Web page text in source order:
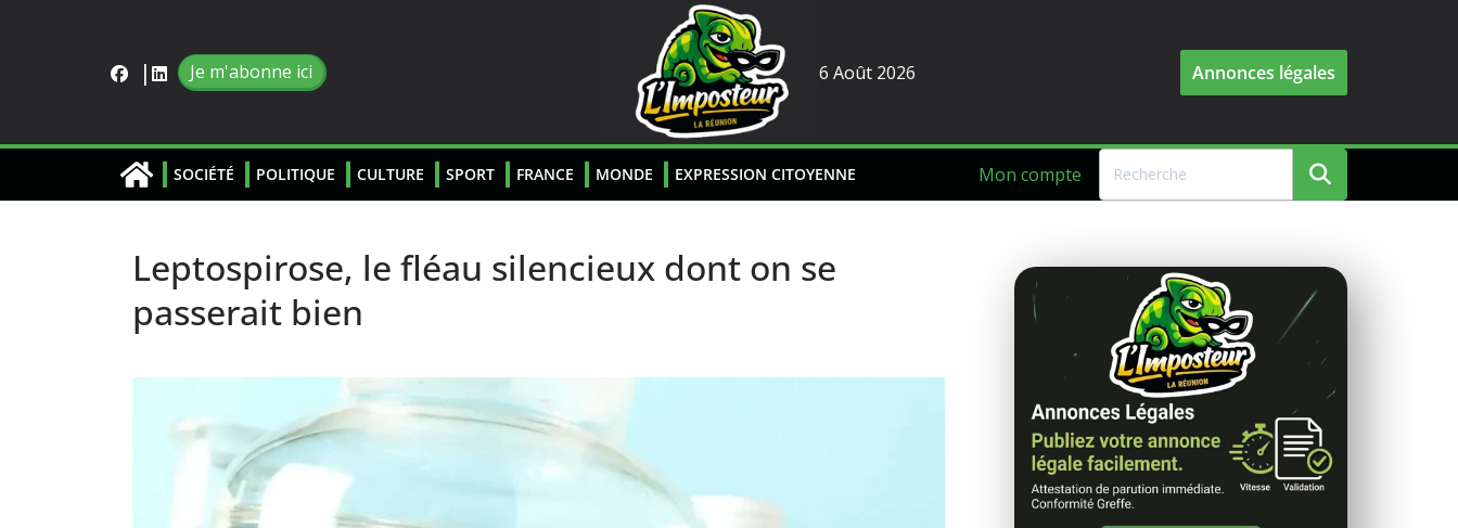
Je m'abonne ici 6 Août 2026 Annonces légales
SOCIÉTÉ POLITIQUE CULTURE SPORT FRANCE MONDE EXPRESSION CITOYENNE Mon compte
Leptospirose, le fléau silencieux dont on se
passerait bien